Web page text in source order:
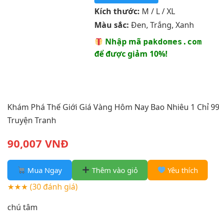
Kích thước: M / L / XL
Màu sắc: Đen, Trắng, Xanh
Nhập mã pakdomes.com
để được giảm 10%!
Khám Phá Thế Giới Giá Vàng Hôm Nay Bao Nhiêu 1 Chỉ
Truyện Tranh
90,007 VNĐ
Mua Ngay Thêm vào giỏ Yêu thích
★★★ (30 đánh giá)
chú tâm